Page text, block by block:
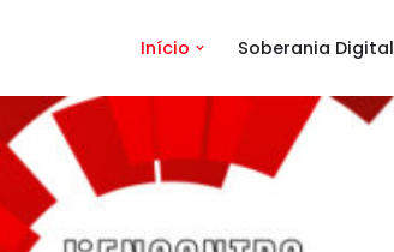
Início Soberania Digital